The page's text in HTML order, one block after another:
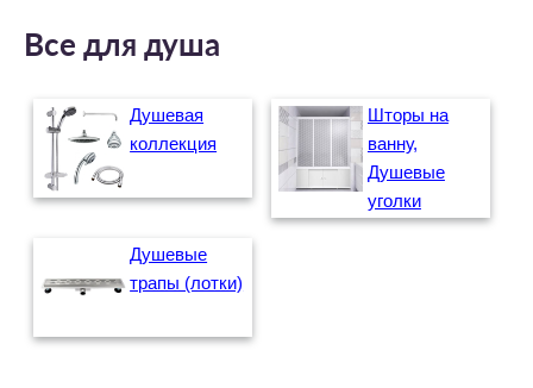
Все для душа
Душевая
коллекция
Шторы на
ванну,
Душевые
уголки
Душевые
трапы (лотки)